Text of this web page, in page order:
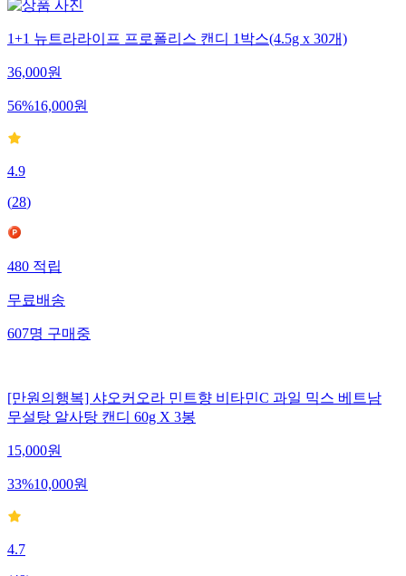
1+1 뉴트라라이프 프로폴리스 캔디 1박스(4.5g x 30개)
36,000원
56%16,000원
4.9
(28)
480 적립
무료배송
607명 구매중
[만원의행복] 샤오커오라 민트향 비타민C 과일 믹스 베트남
무설탕 알사탕 캔디 60g X 3봉
15,000원
33%10,000원
4.7